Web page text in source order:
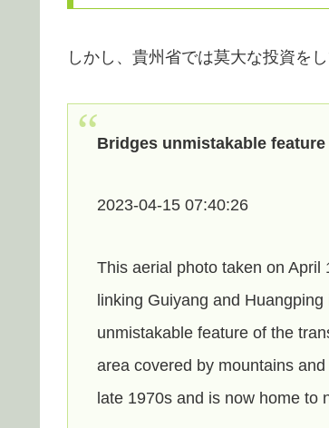
しかし、貴州省では莫大な投資を
Bridges unmistakable
2023-04-15 07:40:26
This aerial photo taken on
linking Guiyang and
unmistakable feature of the
area covered by mountains
late 1970s and is now home to